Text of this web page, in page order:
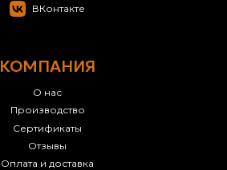
ВКонтакте
КОМПАНИЯ
О нас
Производство
Сертификаты
Отзывы
Оплата и доставка